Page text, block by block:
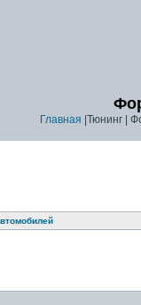
Главная |Тюнинг |